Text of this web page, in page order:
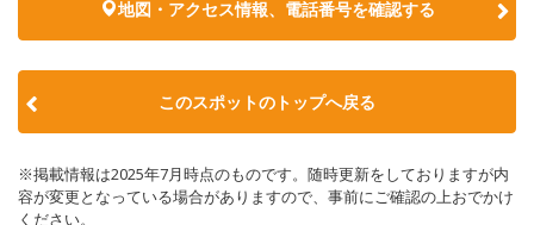
地図・アクセス情報、電話番号を確認する
このスポットのトップへ戻る
※掲載情報は2025年7月時点のものです。随時更新をしておりますが内
容が変更となっている場合がありますので、事前にご確認の上おでかけ
ください。